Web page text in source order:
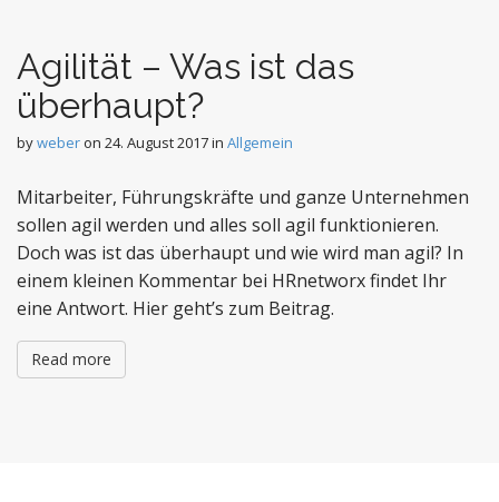
Agilität – Was ist das
überhaupt?
byweberon 24. August 2017in Allgemein
Mitarbeiter, Führungskräfte und ganze Unternehmen
sollen agil werden und alles soll agil funktionieren.
Doch was ist das überhaupt und wie wird man agil? In
einem kleinen Kommentar bei HRnetworx findet Ihr
eine Antwort. Hier geht’s zum Beitrag.
Read more